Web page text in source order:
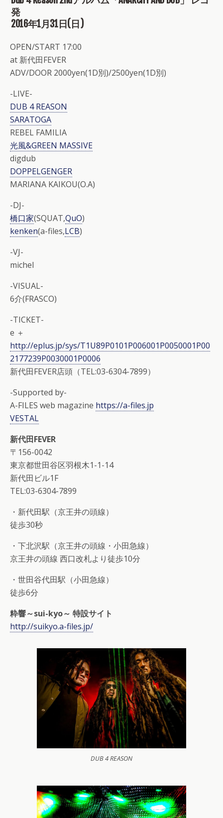
発
2016年1月31日(日)
OPEN/START 17:00
at 新代田FEVER
ADV/DOOR 2000yen(1D別)/2500yen(1D別)
-LIVE-
DUB 4 REASON
SARATOGA
REBEL FAMILIA
光風&GREEN MASSIVE
digdub
DOPPELGENGER
MARIANA KAIKOU(O.A)
-DJ-
橋口家(SQUAT,QuO)
kenken(a-files,LCB)
-VJ-
michel
-VISUAL-
6介(FRASCO)
-TICKET-
e ＋
http://eplus.jp/sys/T1U89P0101P006001P0050001P00
2177239P0030001P0006
新代田FEVER店頭（TEL:03-6304-7899）
-Supported by-
A-FILES web magazine https://a-files.jp
VESTAL
新代田FEVER
〒156-0042
東京都世田谷区羽根木1-1-14
新代田ビル1F
TEL:03-6304-7899
・新代田駅（京王井の頭線）
徒歩30秒
・下北沢駅（京王井の頭線・小田急線）
京王井の頭線 西口改札より徒歩10分
・世田谷代田駅（小田急線）
徒歩6分
粋響～sui-kyo～ 特設サイト
http://suikyo.a-files.jp/
DUB 4 REASON